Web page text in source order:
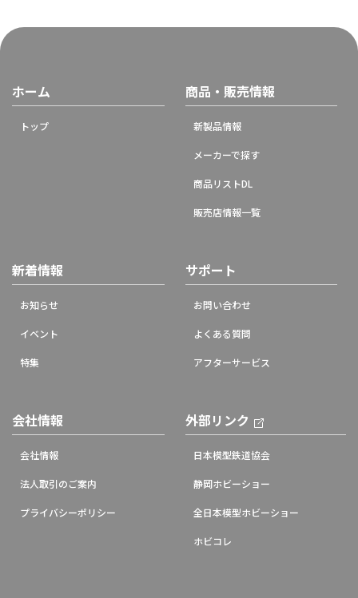
ホーム
トップ
商品・販売情報
新製品情報
メーカーで探す
商品リストDL
販売店情報一覧
新着情報
お知らせ
イベント
特集
サポート
お問い合わせ
よくある質問
アフターサービス
会社情報
会社情報
法人取引のご案内
プライバシーポリシー
外部リンク
日本模型鉄道協会
静岡ホビーショー
全日本模型ホビーショー
ホビコレ